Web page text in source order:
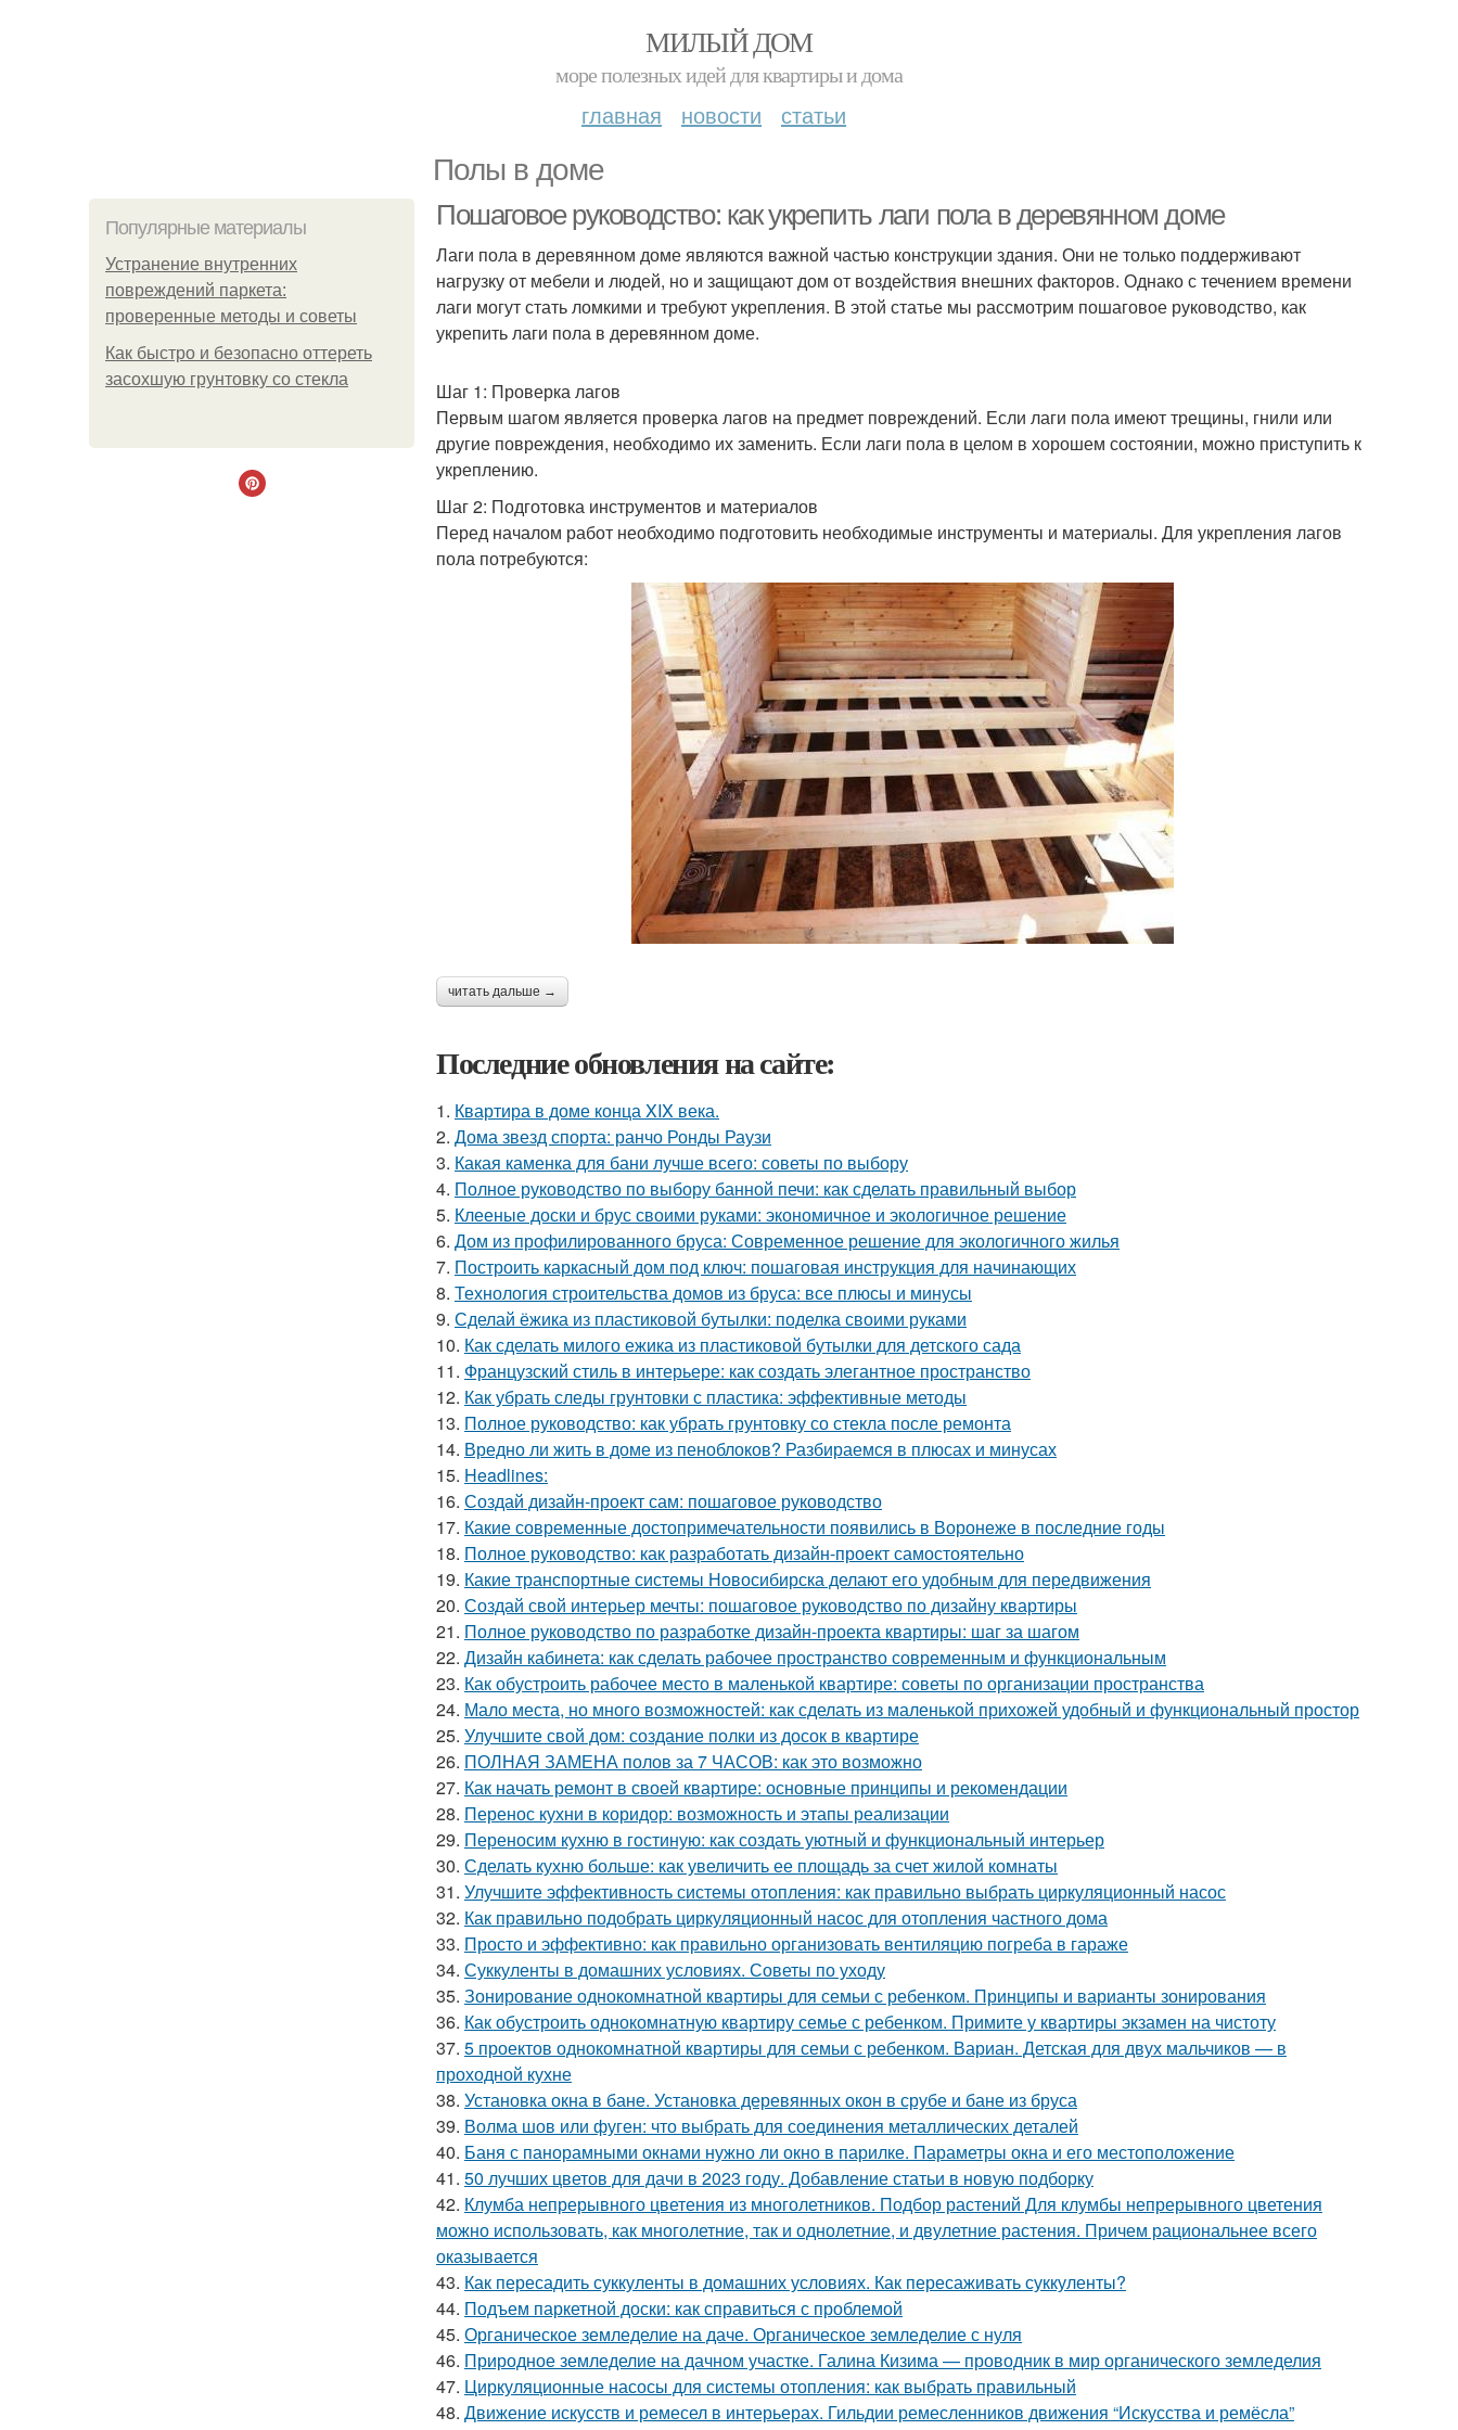
МИЛЫЙ ДОМ
море полезных идей для квартиры и дома
главная новости статьи
Полы в доме
Популярные материалы
Устранение внутренних
повреждений паркета:
проверенные методы и советы
Как быстро и безопасно оттереть
засохшую грунтовку со стекла
Пошаговое руководство: как укрепить лаги пола в деревянном доме
Лаги пола в деревянном доме являются важной частью конструкции здания. Они не только поддерживают
нагрузку от мебели и людей, но и защищают дом от воздействия внешних факторов. Однако с течением времени
лаги могут стать ломкими и требуют укрепления. В этой статье мы рассмотрим пошаговое руководство, как
укрепить лаги пола в деревянном доме.
Шаг 1: Проверка лагов
Первым шагом является проверка лагов на предмет повреждений. Если лаги пола имеют трещины, гнили или
другие повреждения, необходимо их заменить. Если лаги пола в целом в хорошем состоянии, можно приступить к
укреплению.
Шаг 2: Подготовка инструментов и материалов
Перед началом работ необходимо подготовить необходимые инструменты и материалы. Для укрепления лагов
пола потребуются:
читать дальше →
Последние обновления на сайте:
1. Квартира в доме конца XIX века.
2. Дома звезд спорта: ранчо Ронды Раузи
3. Какая каменка для бани лучше всего: советы по выбору
4. Полное руководство по выбору банной печи: как сделать правильный выбор
5. Клееные доски и брус своими руками: экономичное и экологичное решение
6. Дом из профилированного бруса: Современное решение для экологичного жилья
7. Построить каркасный дом под ключ: пошаговая инструкция для начинающих
8. Технология строительства домов из бруса: все плюсы и минусы
9. Сделай ёжика из пластиковой бутылки: поделка своими руками
10. Как сделать милого ежика из пластиковой бутылки для детского сада
11. Французский стиль в интерьере: как создать элегантное пространство
12. Как убрать следы грунтовки с пластика: эффективные методы
13. Полное руководство: как убрать грунтовку со стекла после ремонта
14. Вредно ли жить в доме из пеноблоков? Разбираемся в плюсах и минусах
15. Headlines:
16. Создай дизайн-проект сам: пошаговое руководство
17. Какие современные достопримечательности появились в Воронеже в последние годы
18. Полное руководство: как разработать дизайн-проект самостоятельно
19. Какие транспортные системы Новосибирска делают его удобным для передвижения
20. Создай свой интерьер мечты: пошаговое руководство по дизайну квартиры
21. Полное руководство по разработке дизайн-проекта квартиры: шаг за шагом
22. Дизайн кабинета: как сделать рабочее пространство современным и функциональным
23. Как обустроить рабочее место в маленькой квартире: советы по организации пространства
24. Мало места, но много возможностей: как сделать из маленькой прихожей удобный и функциональный простор
25. Улучшите свой дом: создание полки из досок в квартире
26. ПОЛНАЯ ЗАМЕНА полов за 7 ЧАСОВ: как это возможно
27. Как начать ремонт в своей квартире: основные принципы и рекомендации
28. Перенос кухни в коридор: возможность и этапы реализации
29. Переносим кухню в гостиную: как создать уютный и функциональный интерьер
30. Сделать кухню больше: как увеличить ее площадь за счет жилой комнаты
31. Улучшите эффективность системы отопления: как правильно выбрать циркуляционный насос
32. Как правильно подобрать циркуляционный насос для отопления частного дома
33. Просто и эффективно: как правильно организовать вентиляцию погреба в гараже
34. Суккуленты в домашних условиях. Советы по уходу
35. Зонирование однокомнатной квартиры для семьи с ребенком. Принципы и варианты зонирования
36. Как обустроить однокомнатную квартиру семье с ребенком. Примите у квартиры экзамен на чистоту
37. 5 проектов однокомнатной квартиры для семьи с ребенком. Вариан. Детская для двух мальчиков — в
проходной кухне
38. Установка окна в бане. Установка деревянных окон в срубе и бане из бруса
39. Волма шов или фуген: что выбрать для соединения металлических деталей
40. Баня с панорамными окнами нужно ли окно в парилке. Параметры окна и его местоположение
41. 50 лучших цветов для дачи в 2023 году. Добавление статьи в новую подборку
42. Клумба непрерывного цветения из многолетников. Подбор растений Для клумбы непрерывного цветения
можно использовать, как многолетние, так и однолетние, и двулетние растения. Причем рациональнее всего
оказывается
43. Как пересадить суккуленты в домашних условиях. Как пересаживать суккуленты?
44. Подъем паркетной доски: как справиться с проблемой
45. Органическое земледелие на даче. Органическое земледелие с нуля
46. Природное земледелие на дачном участке. Галина Кизима — проводник в мир органического земледелия
47. Циркуляционные насосы для системы отопления: как выбрать правильный
48. Движение искусств и ремесел в интерьерах. Гильдии ремесленников движения “Искусства и ремёсла”